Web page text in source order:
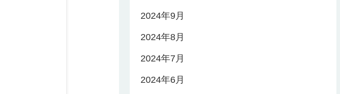
2024年9月
2024年8月
2024年7月
2024年6月